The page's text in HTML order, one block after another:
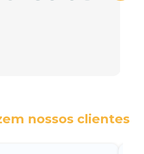
nossos clientes